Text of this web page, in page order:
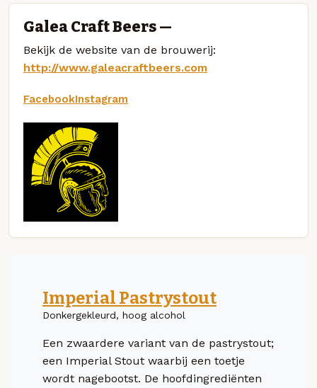
Galea Craft Beers —
Bekijk de website van de brouwerij:
http://www.galeacraftbeers.com
FacebookInstagram
Imperial Pastrystout
Donkergekleurd, hoog alcohol
Een zwaardere variant van de pastrystout;
een Imperial Stout waarbij een toetje
wordt nagebootst. De hoofdingrediënten